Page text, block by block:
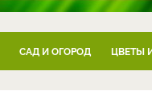
САД И ОГОРОД ЦВЕТЫ